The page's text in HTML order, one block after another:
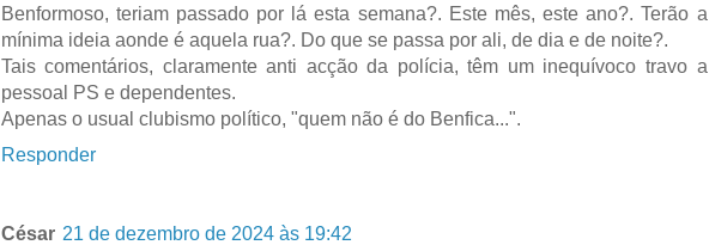
Benformoso, teriam passado por lá esta semana?. Este mês, este ano?. Terão a
mínima ideia aonde é aquela rua?. Do que se passa por ali, de dia e de noite?.
Tais comentários, claramente anti acção da polícia, têm um inequívoco travo a
pessoal PS e dependentes.
Apenas o usual clubismo político, "quem não é do Benfica...".
Responder
César 21 de dezembro de 2024 às 19:42